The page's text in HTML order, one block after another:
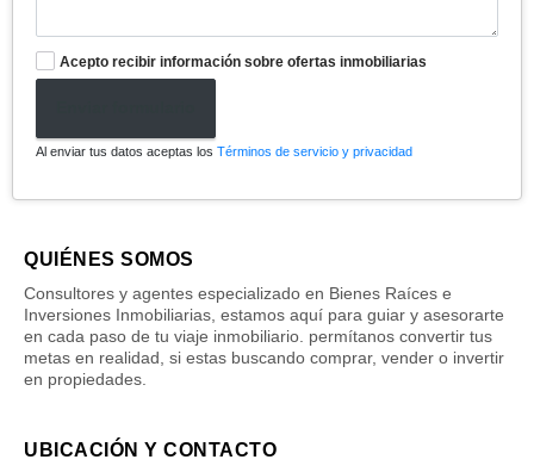
Acepto recibir información sobre ofertas inmobiliarias
Al enviar tus datos aceptas los Términos de servicio y privacidad
QUIÉNES SOMOS
Consultores y agentes especializado en Bienes Raíces e
Inversiones Inmobiliarias, estamos aquí para guiar y asesorarte
en cada paso de tu viaje inmobiliario. permítanos convertir tus
metas en realidad, si estas buscando comprar, vender o invertir
en propiedades.
UBICACIÓN Y CONTACTO